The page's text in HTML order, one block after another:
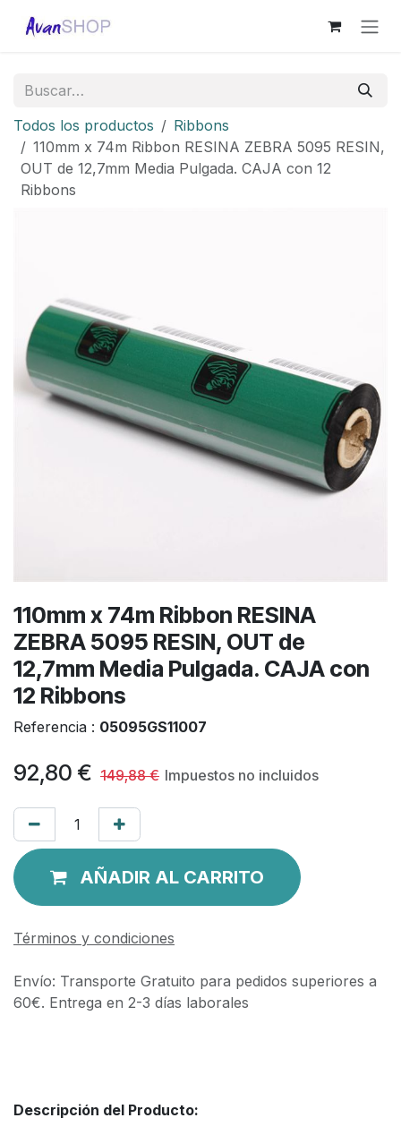
Todos los productos
Ribbons
110mm x 74m Ribbon RESINA ZEBRA 5095 RESIN,
OUT de 12,7mm Media Pulgada. CAJA con 12
Ribbons
110mm x 74m Ribbon RESINA
ZEBRA 5095 RESIN, OUT de
12,7mm Media Pulgada. CAJA con
12 Ribbons
Referencia : 05095GS11007
92,80 € 149,88€ Impuestos no incluidos
AÑADIR AL CARRITO
Términos y condiciones
Envío: Transporte Gratuito para pedidos superiores a
60€. Entrega en 2-3 días laborales
Descripción del Producto: